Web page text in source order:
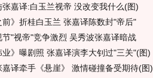
张嘉译:白玉兰视帝 没改变我什么(图)
前》折桂白玉兰 张嘉译陈数封"帝后"
节"视帝"竞争激烈 吴秀波张嘉译暗战
业》曝剧照 张嘉译演李大钊过"三关"(图)
嘉译牵手《悬崖》 激情碰撞备受期待(图)